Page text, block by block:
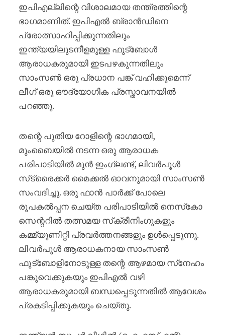
ഇപിഎല്ലിന്റെ വിശാലമായ തന്ത്രത്തിന്റെ
ഭാഗമാണിത്. ഇപിഎൽ ബ്രാൻഡിനെ
പ്രോത്സാഹിപ്പിക്കുന്നതിലും
ഇന്ത്യയിലുടനീളമുള്ള ഫുട്ബോൾ
ആരാധകരുമായി ഇടപഴകുന്നതിലും
സാംസൺ ഒരു പ്രധാന പങ്ക് വഹിക്കുമെന്ന്
ലീഗ് ഒരു ഔദ്യോഗിക പ്രസ്താവനയിൽ
പറഞ്ഞു.
തന്റെ പുതിയ റോളിന്റെ ഭാഗമായി,
മുംബൈയിൽ നടന്ന ഒരു ആരാധക
പരിപാടിയിൽ മുൻ ഇംഗ്ലണ്ട്, ലിവർപൂൾ
സ്‌ട്രൈക്കർ മൈക്കൽ ഓവനുമായി സാംസൺ
സംവദിച്ചു. ഒരു ഫാൻ പാർക്ക് പോലെ
രൂപകൽപ്പന ചെയ്‌ത പരിപാടിയിൽ നെസ്‌കോ
സെന്ററിൽ തത്സമയ സ്‌ക്രീനിംഗുകളും
കമ്മ്യൂണിറ്റി പ്രവർത്തനങ്ങളും ഉൾപ്പെടുന്നു.
ലിവർപൂൾ ആരാധകനായ സാംസൺ
ഫുട്‌ബോളിനോടുള്ള തന്റെ ആഴമായ സ്‌നേഹം
പങ്കുവെക്കുകയും ഇപിഎൽ വഴി
ആരാധകരുമായി ബന്ധപ്പെടുന്നതിൽ ആവേശം
പ്രകടിപ്പിക്കുകയും ചെയ്തു.